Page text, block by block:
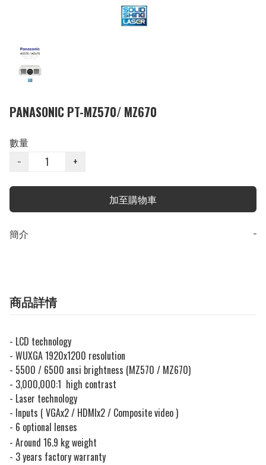
PANASONIC PT-MZ570/ MZ670
數量
−
+
加至購物車
簡介 −
商品詳情
- LCD technology
- WUXGA 1920x1200 resolution
- 5500 / 6500 ansi brightness (MZ570 / MZ670)
- 3,000,000:1 high contrast
- Laser technology
- Inputs ( VGAx2 / HDMIx2 / Composite video )
- 6 optional lenses
- Around 16.9 kg weight
- 3 years factory warranty